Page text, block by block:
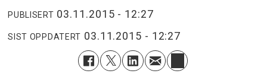
PUBLISERT 03.11.2015 - 12:27
SIST OPPDATERT 03.11.2015 - 12:27